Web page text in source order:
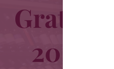
Gratis
20 km